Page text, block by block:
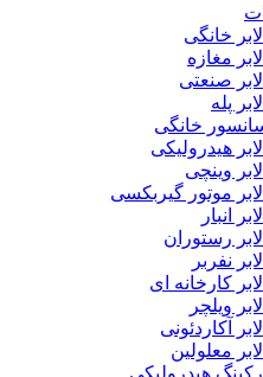
خانگی
مغازه
صنعتی
پله
خانگی
هیدرولیکی
وینچی
موتور گیربکسی
انبار
رستوران
نفربر
کارخانه ای
ویلچر
آکاردئونی
معلولین
هیدرولیکی